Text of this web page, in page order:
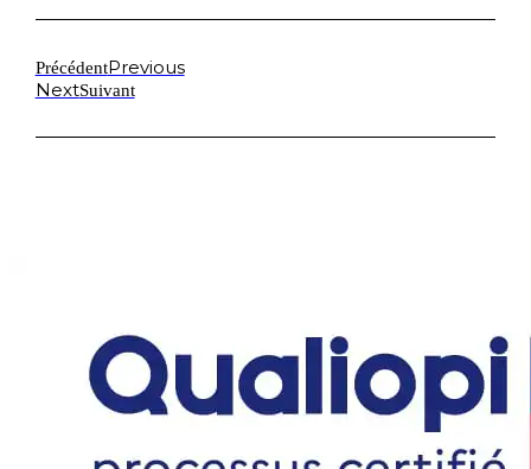
PrécédentPrevious
NextSuivant